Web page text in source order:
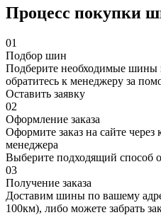
Процесс покупки
01
Подбор шин
Подберите необходимые шины
обратитесь к менеджеру за
Оставить заявку
02
Оформление заказа
Оформите заказ на сайте
менеджера
Выберите подходящий способ
03
Получение заказа
Доставим шины по вашему
100км), либо можете забрать